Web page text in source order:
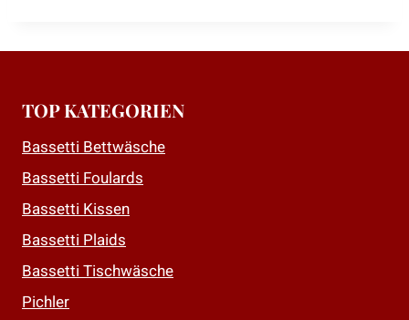
TOP KATEGORIEN
Bassetti Bettwäsche
Bassetti Foulards
Bassetti Kissen
Bassetti Plaids
Bassetti Tischwäsche
Pichler